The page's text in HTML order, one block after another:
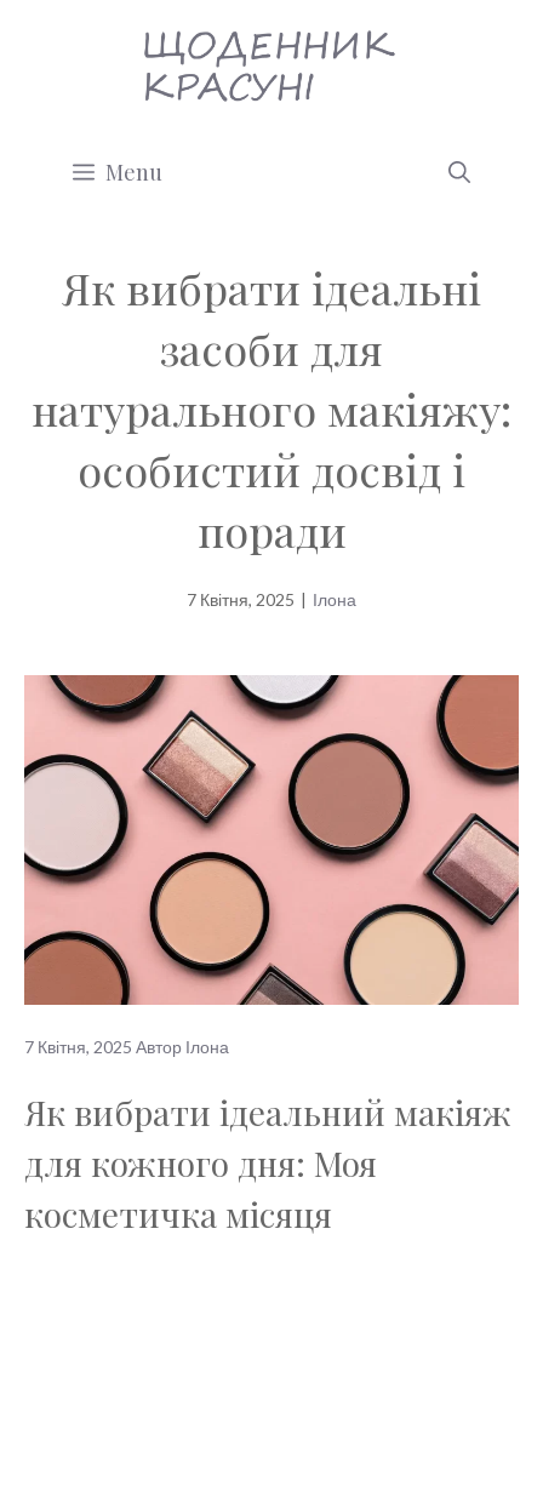
Menu
Як вибрати ідеальні
засоби для
натурального макіяжу:
особистий досвід і
поради
7 Квітня, 2025 | Ілона
7 Квітня, 2025 Автор Ілона
Як вибрати ідеальний макіяж
для кожного дня: Моя
косметичка місяця